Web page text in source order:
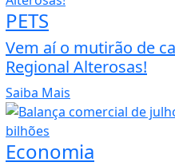
PETS
Vem aí o mutirão de
Regional Alterosas!
Saiba Mais
Economia